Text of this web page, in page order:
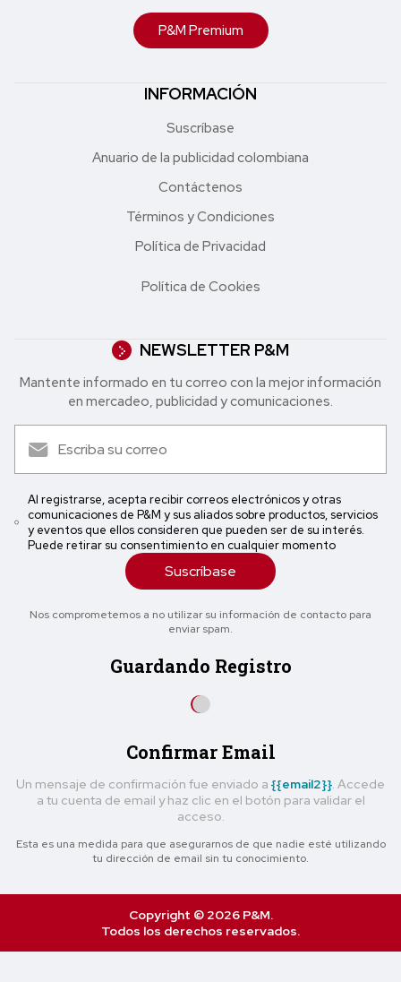
P&M Premium
INFORMACIÓN
Suscríbase
Anuario de la publicidad colombiana
Contáctenos
Términos y Condiciones
Política de Privacidad
Política de Cookies
NEWSLETTER P&M
Mantente informado en tu correo con la mejor in formación
en mercadeo, publicidad y comunicaciones.
Al registrarse, acepta recibir correos electrónicos y otras
comunicaciones de P&M y sus aliados sobre productos, servicios
y eventos que ellos consideren que pueden ser de su interés.
Puede retirar su consentimiento en cualquier momento
Suscríbase
Nos comprometemos a no utilizar su información de contacto para
enviar spam.
Guardando Registro
Confirmar Email
Un mensaje de confirmación fue enviado a {{email2}} . Accede
a tu cuenta de email y haz clic en el botón para validar el
acceso.
Esta es una medida para que asegurarnos de que nadie esté utilizando
tu dirección de email sin tu conocimiento.
Copyright © 2026 P&M.
Todos los derechos reservados.